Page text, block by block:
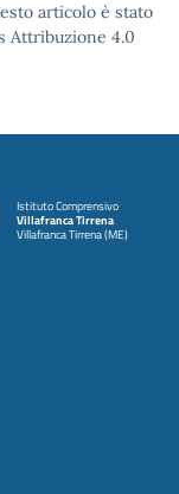
articolo è stato
Attribuzione 4.0
Istituto Comprensivo
Villafranca Tirrena
Villafranca Tirrena (ME)